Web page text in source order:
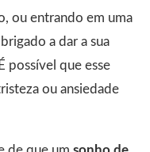
ou entrando em uma
a dar a sua
possível que esse
ou ansiedade